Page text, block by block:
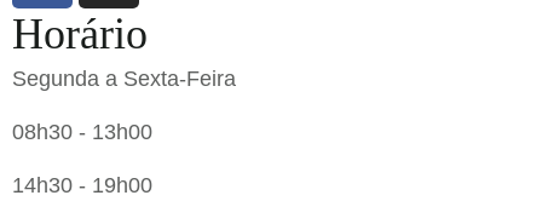
Horário
Segunda a Sexta-Feira
08h30 - 13h00
14h30 - 19h00